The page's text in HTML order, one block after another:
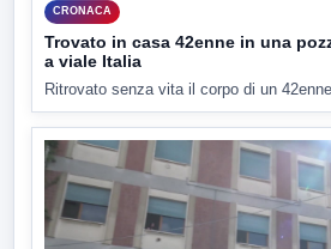
CRONACA
Trovato in casa 42enne in una
a viale Italia
Ritrovato senza vita il corpo di un 42enne